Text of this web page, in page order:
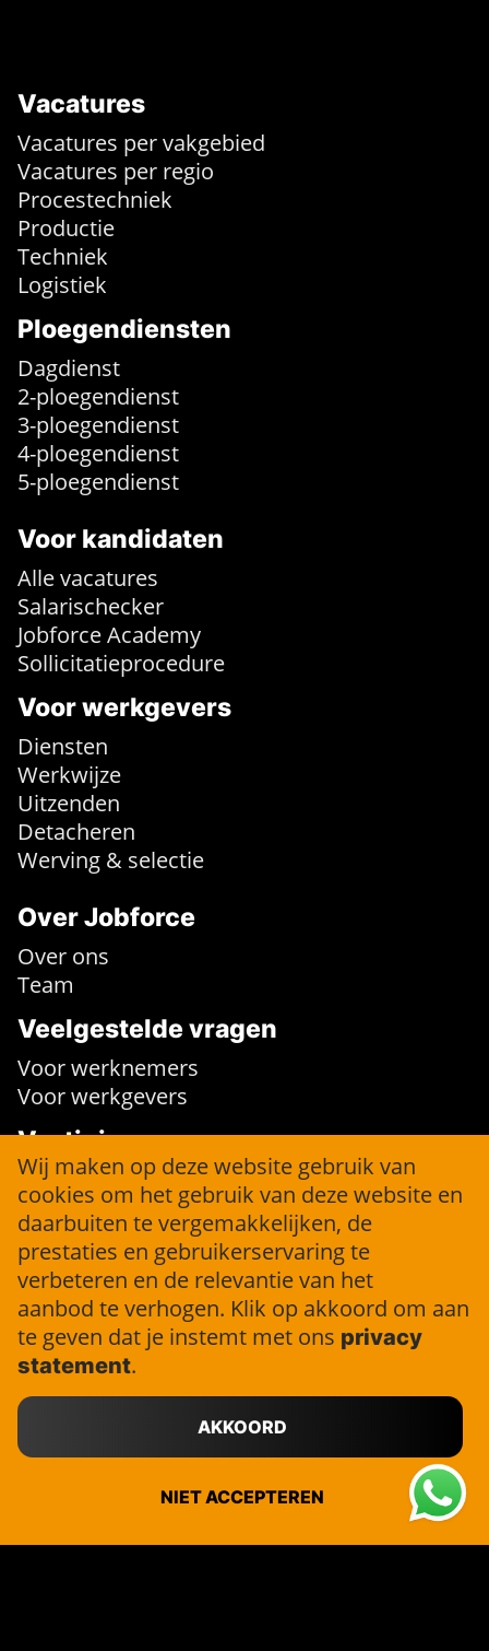
Vacatures
Vacatures per vakgebied
Vacatures per regio
Procestechniek
Productie
Techniek
Logistiek
Ploegendiensten
Dagdienst
2-ploegendienst
3-ploegendienst
4-ploegendienst
5-ploegendienst
Voor kandidaten
Alle vacatures
Salarischecker
Jobforce Academy
Sollicitatieprocedure
Voor werkgevers
Diensten
Werkwijze
Uitzenden
Detacheren
Werving & selectie
Over Jobforce
Over ons
Team
Veelgestelde vragen
Voor werknemers
Voor werkgevers
Vestigingen
Alle vestigingen
Rotterdam
Spijkenisse
Haarlem
Contact
info@jobforce.nl
+31 (0)10 316 36 04
Instagram
Wij maken op deze website gebruik van
cookies om het gebruik van deze website en
daarbuiten te vergemakkelijken, de
prestaties en gebruikerservaring te
verbeteren en de relevantie van het
aanbod te verhogen. Klik op akkoord om aan
te geven dat je instemt met ons privacy
statement.
AKKOORD
NIET ACCEPTEREN